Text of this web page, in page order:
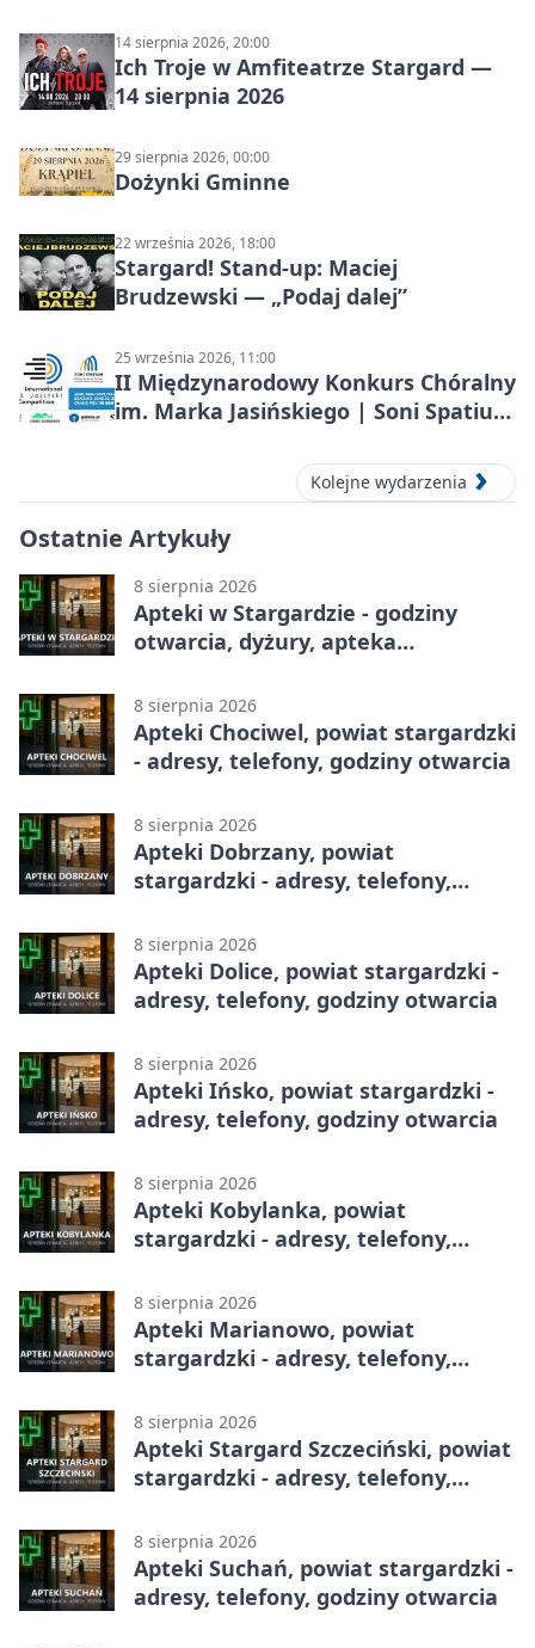
14 sierpnia 2026, 20:00
Ich Troje w Amfiteatrze Stargard —
14 sierpnia 2026
29 sierpnia 2026, 00:00
Dożynki Gminne
22 września 2026, 18:00
Stargard! Stand-up: Maciej
Brudzewski — „Podaj dalej”
25 września 2026, 11:00
II Międzynarodowy Konkurs Chóralny
im. Marka Jasińskiego | Soni Spatium
Kolejne wydarzenia
Ostatnie Artykuły
8 sierpnia 2026
Apteki w Stargardzie - godziny
otwarcia, dyżury, apteka
8 sierpnia 2026
Apteki Chociwel, powiat stargardzki
- adresy, telefony, godziny otwarcia
8 sierpnia 2026
Apteki Dobrzany, powiat
stargardzki - adresy, telefony,
8 sierpnia 2026
Apteki Dolice, powiat stargardzki -
adresy, telefony, godziny otwarcia
8 sierpnia 2026
Apteki Ińsko, powiat stargardzki -
adresy, telefony, godziny otwarcia
8 sierpnia 2026
Apteki Kobylanka, powiat
stargardzki - adresy, telefony,
8 sierpnia 2026
Apteki Marianowo, powiat
stargardzki - adresy, telefony,
8 sierpnia 2026
Apteki Stargard Szczeciński, powiat
stargardzki - adresy, telefony,
8 sierpnia 2026
Apteki Suchań, powiat stargardzki -
adresy, telefony, godziny otwarcia